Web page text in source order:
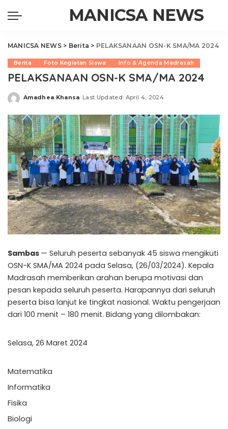
MANICSA NEWS
MANICSA NEWS> Berita > PELAKSANAAN OSN-K SMA/MA 2024
Berita Foto Kegiatan Siswa Info & Agenda Madrasah
PELAKSANAAN OSN-K SMA/MA 2024
Posted
Amadhea Khansa Last Updated: April 4, 2024
Sambas — Seluruh peserta sebanyak 45 siswa mengikuti
OSN-K SMA/MA 2024 pada Selasa, (26/03/2024). Kepala
Madrasah memberikan arahan berupa motivasi dan
pesan kepada seluruh peserta. Harapannya dari seluruh
peserta bisa lanjut ke tingkat nasional. Waktu pengerjaan
dari 100 menit – 180 menit. Bidang yang dilombakan:
Selasa, 26 Maret 2024
Matematika
Informatika
Fisika
Biologi